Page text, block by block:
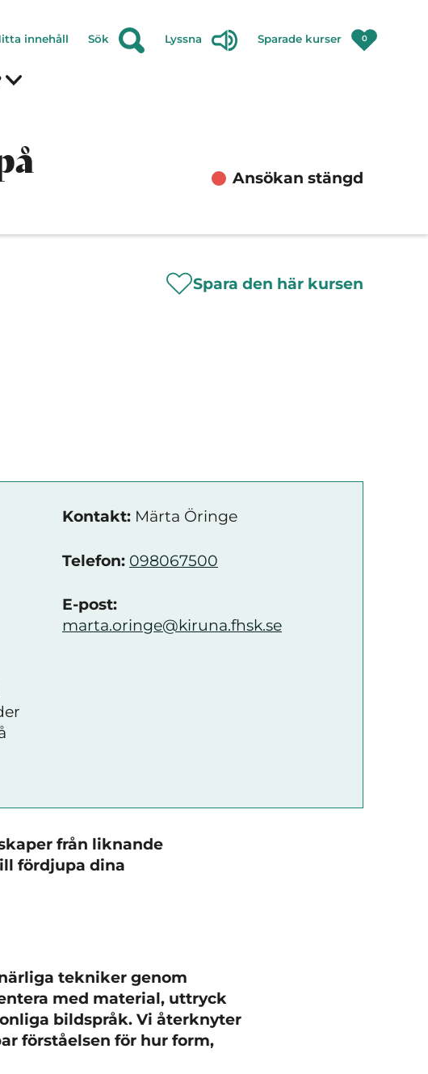
innehåll Sök Lyssna Sparade kurser 0
Ansökan stängd
Spara den här kursen
Kontakt: Märta Öringe
Telefon: 098067500
E-post:
marta.oringe@kiruna.fhsk.se
från liknande
fördjupa dina
tekniker genom
med material, uttryck
bildspråk. Vi återknyter
förståelsen för hur form,